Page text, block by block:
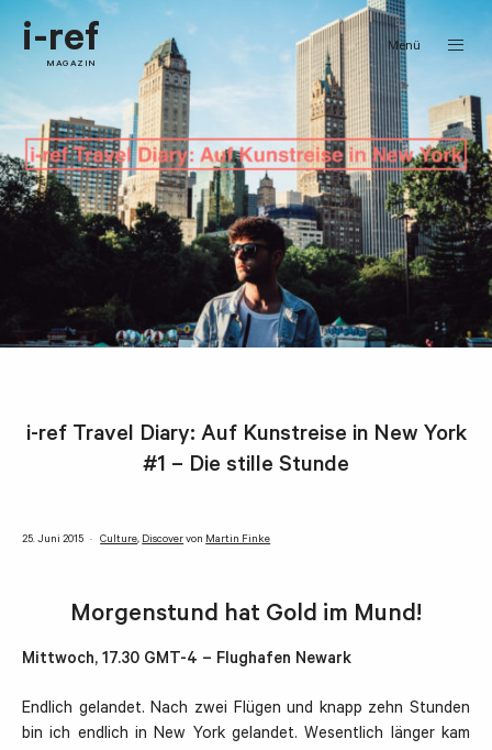
i-ref
MAGAZIN
Menü
i-ref Travel Diary: Auf Kunstreise in New York
#1 – Die stille Stunde
25. Juni 2015 Culture, Discovervon Martin Finke
Morgenstund hat Gold im Mund!
Mittwoch, 17.30 GMT-4 – Flughafen Newark
Endlich gelandet. Nach zwei Flügen und knapp zehn Stunden
bin ich endlich in New York gelandet. Wesentlich länger kam